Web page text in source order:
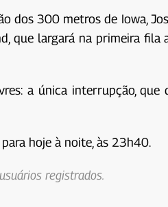
300 metros de Iowa,
que largará na primeira
a única interrupção, que
hoje à noite, às 23h40.
registrados.